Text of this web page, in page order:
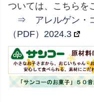
ついては、こちらを
⇒ アレルゲン・コ
（PDF）2024.3